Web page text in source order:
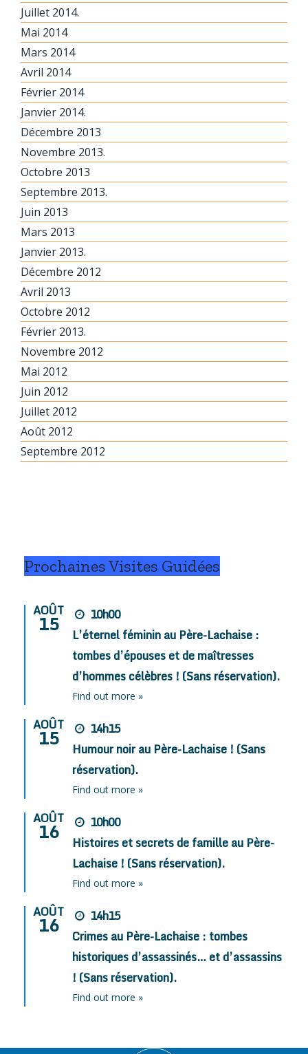
Juillet 2014.
Mai 2014
Mars 2014
Avril 2014
Février 2014
Janvier 2014.
Décembre 2013
Novembre 2013.
Octobre 2013
Septembre 2013.
Juin 2013
Mars 2013
Janvier 2013.
Décembre 2012
Avril 2013
Octobre 2012
Février 2013.
Novembre 2012
Mai 2012
Juin 2012
Juillet 2012
Août 2012
Septembre 2012
Prochaines Visites Guidées
AOÛT
15
10h00
L’éternel féminin au Père-Lachaise :
tombes d’épouses et de maîtresses
d’hommes célèbres ! (Sans réservation).
Find out more »
AOÛT
15
14h15
Humour noir au Père-Lachaise ! (Sans
réservation).
Find out more »
AOÛT
16
10h00
Histoires et secrets de famille au Père-
Lachaise ! (Sans réservation).
Find out more »
AOÛT
16
14h15
Crimes au Père-Lachaise : tombes
historiques d’assassinés… et d’assassins
! (Sans réservation).
Find out more »